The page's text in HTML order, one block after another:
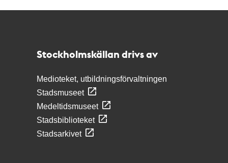
Stockholmskällan drivs av
Medioteket, utbildningsförvaltningen
Stadsmuseet
Medeltidsmuseet
Stadsbiblioteket
Stadsarkivet